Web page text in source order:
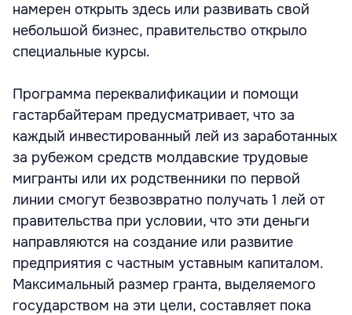
намерен открыть здесь или развивать свой
небольшой бизнес, правительство открыло
специальные курсы.
Программа переквалификации и помощи
гастарбайтерам предусматривает, что за
каждый инвестированный лей из заработанных
за рубежом средств молдавские трудовые
мигранты или их родственники по первой
линии смогут безвозвратно получать 1 лей от
правительства при условии, что эти деньги
направляются на создание или развитие
предприятия с частным уставным капиталом.
Максимальный размер гранта, выделяемого
государством на эти цели, составляет пока